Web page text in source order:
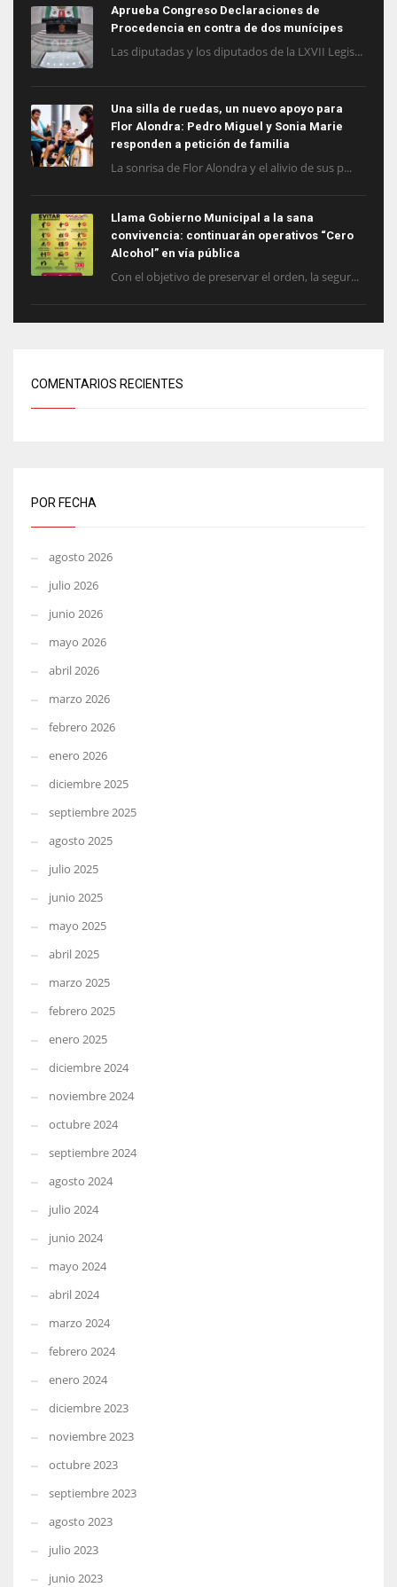
Aprueba Congreso Declaraciones de
Procedencia en contra de dos munícipes
Las diputadas y los diputados de la LXVII Legis...
Una silla de ruedas, un nuevo apoyo para
Flor Alondra: Pedro Miguel y Sonia Marie
responden a petición de familia
La sonrisa de Flor Alondra y el alivio de sus p...
Llama Gobierno Municipal a la sana
convivencia: continuarán operativos “Cero
Alcohol” en vía pública
Con el objetivo de preservar el orden, la segur...
COMENTARIOS RECIENTES
POR FECHA
agosto 2026
julio 2026
junio 2026
mayo 2026
abril 2026
marzo 2026
febrero 2026
enero 2026
diciembre 2025
septiembre 2025
agosto 2025
julio 2025
junio 2025
mayo 2025
abril 2025
marzo 2025
febrero 2025
enero 2025
diciembre 2024
noviembre 2024
octubre 2024
septiembre 2024
agosto 2024
julio 2024
junio 2024
mayo 2024
abril 2024
marzo 2024
febrero 2024
enero 2024
diciembre 2023
noviembre 2023
octubre 2023
septiembre 2023
agosto 2023
julio 2023
junio 2023